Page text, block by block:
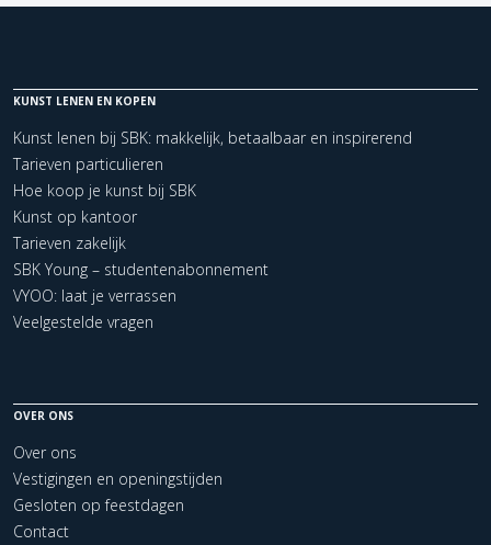
KUNST LENEN EN KOPEN
Kunst lenen bij SBK: makkelijk, betaalbaar en inspirerend
Tarieven particulieren
Hoe koop je kunst bij SBK
Kunst op kantoor
Tarieven zakelijk
SBK Young – studentenabonnement
VYOO: laat je verrassen
Veelgestelde vragen
OVER ONS
Over ons
Vestigingen en openingstijden
Gesloten op feestdagen
Contact